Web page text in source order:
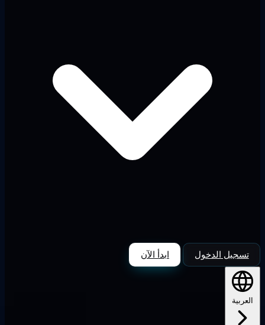
تسجيل الدخول ابدأ الآن